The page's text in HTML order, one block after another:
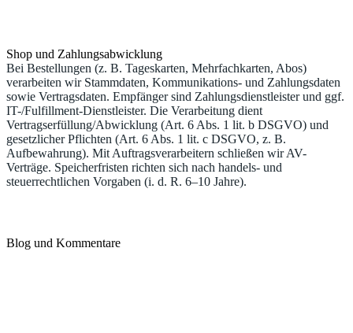
Shop und Zahlungsabwicklung
Bei Bestellungen (z. B. Tageskarten, Mehrfachkarten, Abos)
verarbeiten wir Stammdaten, Kommunikations- und Zahlungsdaten
sowie Vertragsdaten. Empfänger sind Zahlungsdienstleister und ggf.
IT-/Fulfillment-Dienstleister. Die Verarbeitung dient
Vertragserfüllung/Abwicklung (Art. 6 Abs. 1 lit. b DSGVO) und
gesetzlicher Pflichten (Art. 6 Abs. 1 lit. c DSGVO, z. B.
Aufbewahrung). Mit Auftragsverarbeitern schließen wir AV-
Verträge. Speicherfristen richten sich nach handels- und
steuerrechtlichen Vorgaben (i. d. R. 6–10 Jahre).
Blog und Kommentare